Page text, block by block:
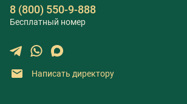
8 (800) 550-9-888
Бесплатный номер
Написать директору